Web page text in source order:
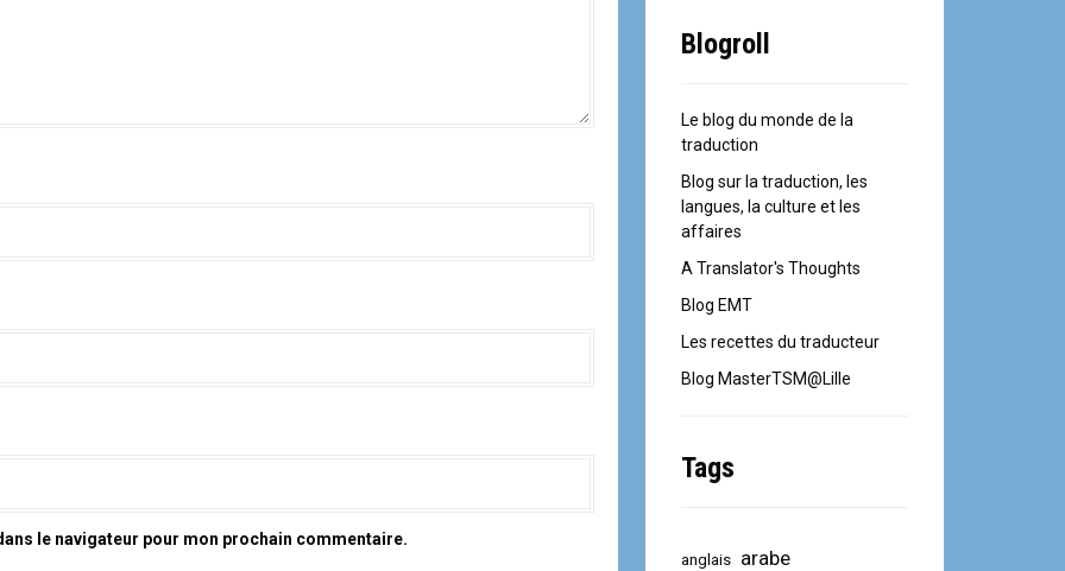
le navigateur pour mon prochain commentaire.
Blogroll
Le blog du monde de la
traduction
Blog sur la traduction, les
langues, la culture et les
affaires
A Translator's Thoughts
Blog EMT
Les recettes du traducteur
Blog MasterTSM@Lille
Tags
anglais arabe